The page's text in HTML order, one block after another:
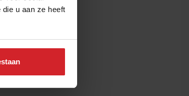
u aan ze heeft